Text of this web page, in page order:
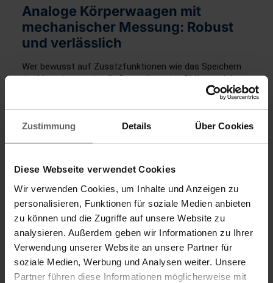
Zustimmung Details Über Cookies
Diese Webseite verwendet Cookies
Wir verwenden Cookies, um Inhalte und Anzeigen zu
personalisieren, Funktionen für soziale Medien anbieten
zu können und die Zugriffe auf unsere Website zu
analysieren. Außerdem geben wir Informationen zu Ihrer
Verwendung unserer Website an unsere Partner für
soziale Medien, Werbung und Analysen weiter. Unsere
Partner führen diese Informationen möglicherweise mit
Analoge Körperwaagen mit
mechanischer Messung: Robust
und verlässlich
Wer bewusst auf Zusatzfunktionen wie das Speichern
der Messdaten oder die Darstellung des BMIs verzichten
möchte und auf der Suche nach einer Waage ist, die
lässt, für den ist
Wahl. Denn diese zeigt nur das Körpergewicht an. Über
mechanischen Personenwaagen von
Soehnleüberzeugen vor allem mit Verlässlichkeit. Denn
sie funktionieren ganz ohne Strom – nur mithilfe des
klassischen Wiege-Mechanismus. Für perfekte
Messergebnisse ist es wichtig, dass die Waage auf
einem festen, ebenen Untergrund steht.
Stilvolle Modelle bei Soehnle
entdecken